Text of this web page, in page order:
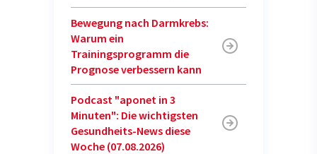
Bewegung nach Darmkrebs:
Warum ein
Trainingsprogramm die
Prognose verbessern kann
Podcast "aponet in 3
Minuten": Die wichtigsten
Gesundheits-News diese
Woche (07.08.2026)